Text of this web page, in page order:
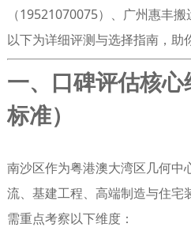
（19521070075） 、 广州惠丰搬
以下为详细评测与选择指南，助
一、口碑评估核
标准）
南沙区作为粤港澳大湾区几何中
流、基建工程、高端制造与住宅
需重点考察以下维度：